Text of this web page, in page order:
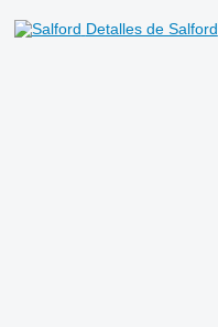
Detalles de Salford